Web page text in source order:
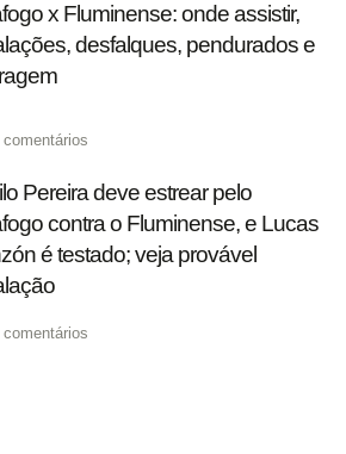
x Fluminense: onde assistir,
desfalques, pendurados e
comentários
Pereira deve estrear pelo
contra o Fluminense, e Lucas
é testado; veja provável
comentários